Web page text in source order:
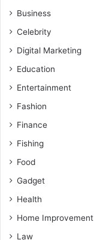
Business
Celebrity
Digital Marketing
Education
Entertainment
Fashion
Finance
Fishing
Food
Gadget
Health
Home Improvement
Law